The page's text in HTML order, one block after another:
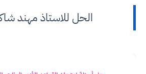
الحل للاستاذ مهند